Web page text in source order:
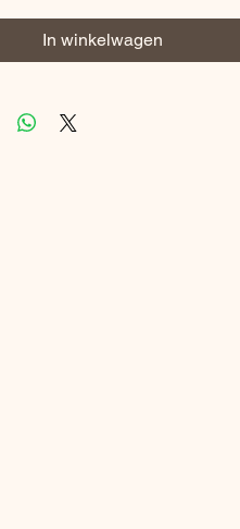
In winkelwagen